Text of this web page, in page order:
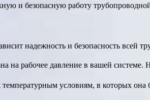
и безопасную работу
надежность и безопасность
на рабочее давление в вашей
условиям, в которых она